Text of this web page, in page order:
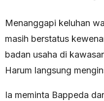
Menanggapi keluhan
masih berstatus
badan usaha di
Harum langsung
Ia meminta Bappeda